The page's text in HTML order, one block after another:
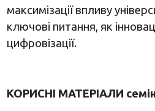
максимізації впливу
ключові питання, як
цифровізації.
КОРИСНІ МАТЕРІАЛИ